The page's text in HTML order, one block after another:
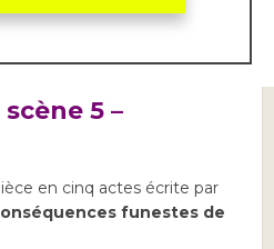
l’œuvre.
5 –
en cinq actes écrite par
funestes de